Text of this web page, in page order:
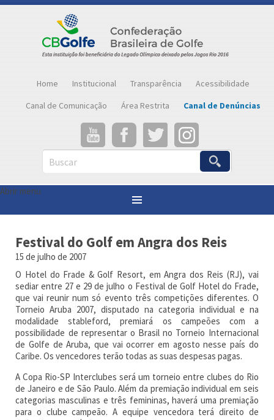
Home Institucional Transparência
Acessibilidade
Canal de Comunicação
Área Restrita Canal de Denúncias
Buscar
Abrir menu
Você está aqui: Notícias
Festival do Golf em Angra dos Reis
15 de julho de 2007
O Hotel do Frade & Golf Resort, em Angra dos Reis (RJ), vai
sediar entre 27 e 29 de julho o Festival de Golf Hotel do Frade,
que vai reunir num só evento três competições diferentes. O
Torneio Aruba 2007, disputado na categoria individual e na
modalidade stableford, premiará os campeões com a
possibilidade de representar o Brasil no Torneio Internacional
de Golfe de Aruba, que vai ocorrer em agosto nesse país do
Caribe. Os vencedores terão todas as suas despesas pagas.
A Copa Rio-SP Interclubes será um torneio entre clubes do Rio
de Janeiro e de São Paulo. Além da premiação individual em seis
categorias masculinas e três femininas, haverá uma premiação
para o clube campeão. A equipe vencedora terá direito de